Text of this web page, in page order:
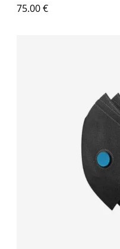
75.00€